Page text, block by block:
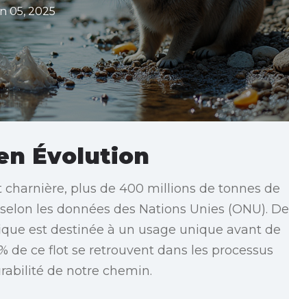
05, 2025
Évolution
plus de 400 millions de tonnes de
les données des Nations Unies (ONU). De
est destinée à un usage unique avant de
de ce flot se retrouvent dans les processus
de notre chemin.